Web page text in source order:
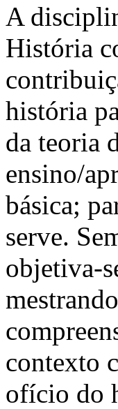
A
História
história
da teoria
ensino/
básica;
serve.
objetiva-
contexto
ofício do